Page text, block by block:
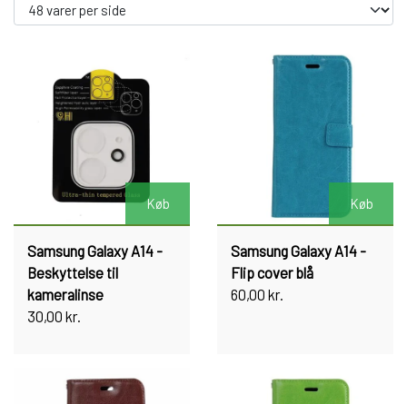
Køb
Samsung Galaxy A14 -
Beskyttelse til
kameralinse
30,00 kr.
Køb
Samsung Galaxy A14 -
Flip cover blå
60,00 kr.